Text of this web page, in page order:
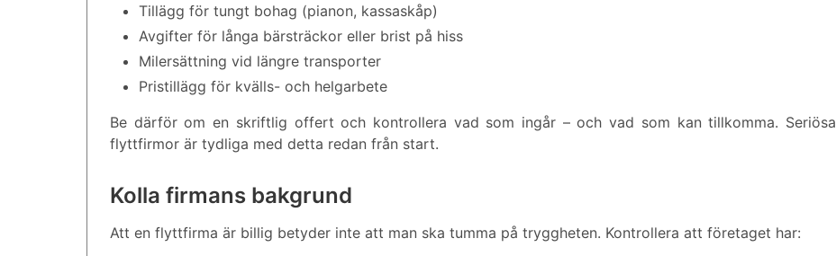
Tillägg för tungt bohag (pianon, kassaskåp)
Avgifter för långa bärsträckor eller brist på hiss
Milersättning vid längre transporter
Pristillägg för kvälls- och helgarbete
Be därför om en skriftlig offert och kontrollera vad som ingår – och vad som kan tillkomma. Seriösa
flyttfirmor är tydliga med detta redan från start.
Kolla firmans bakgrund
Att en flyttfirma är billig betyder inte att man ska tumma på tryggheten. Kontrollera att företaget har: